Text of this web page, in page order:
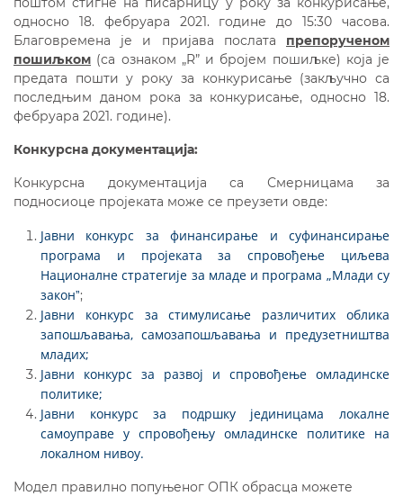
односно 18. фебруара 2021. године до 15:30 часова.
Благовремена је и пријава послата препорученом
пошиљком (са ознаком „R” и бројем пошиљке) која је
предата пошти у року за конкурисање (закључно са
последњим даном рока за конкурисање, односно 18.
фебруара 2021. године).
Конкурсна документација:
Конкурсна документација са Смерницама за
подносиоце пројеката може се преузети овде:
Јавни конкурс за финансирање и суфинансирање
програма и пројеката за спровођење циљева
Националне стратегије за младе и програма „Млади су
законˮ;
Јавни конкурс за стимулисање различитих облика
запошљавања, самозапошљавања и предузетништва
младих;
Јавни конкурс за развој и спровођење омладинске
политике;
Јавни конкурс за подршку јединицама локалне
самоуправе у спровођењу омладинске политике на
локалном нивоу.
Модел правилно попуњеног ОПК обрасца можете